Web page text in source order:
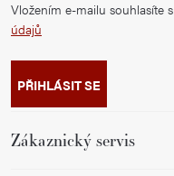
Vložením e-mailu souhlasíte s
údajů
PŘIHLÁSIT SE
Zákaznický servis